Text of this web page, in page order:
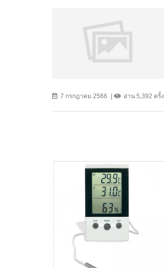
7 กรกฎาคม 2566 อ่าน 5,392 ครั้ง